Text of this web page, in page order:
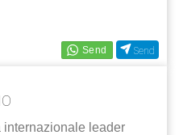
Send
internazionale leader